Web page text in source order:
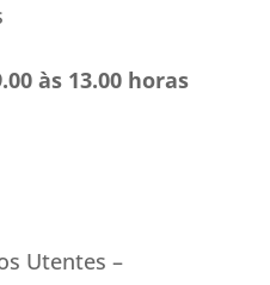
às 13.00 horas
Utentes –